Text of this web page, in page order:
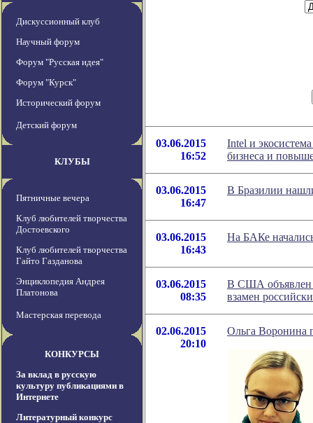
Дискуссионный клуб
Научный форум
Форум "Русская идея"
Форум "Курск"
Исторический форум
Детский форум
КЛУБЫ
Пятничные вечера
Клуб любителей творчества
Достоевского
Клуб любителей творчества
Гайто Газданова
Энциклопедия Андрея
Платонова
Мастерская перевода
КОНКУРСЫ
За вклад в русскую
культуру публикациями в
Интернете
Литературный конкурс
03.06.2015
16:52
Intel и
бизнеса и
03.06.2015
16:47
В Бразилии
03.06.2015
16:43
На БАКе
03.06.2015
08:35
В США объявлен
взамен
02.06.2015
20:10
Ольга Воронина